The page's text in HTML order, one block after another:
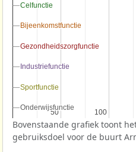
50
50 100
100
Celfunctie
Celfunctie
Bijeenkomstfunctie
Bijeenkomstfunctie
Gezondheidszorgfunctie
Gezondheidszorgfunctie
Industriefunctie
Industriefunctie
Sportfunctie
Sportfunctie
Onderwijsfunctie
Onderwijsfunctie
Bovenstaande grafiek toont
gebruiksdoel voor de buurt